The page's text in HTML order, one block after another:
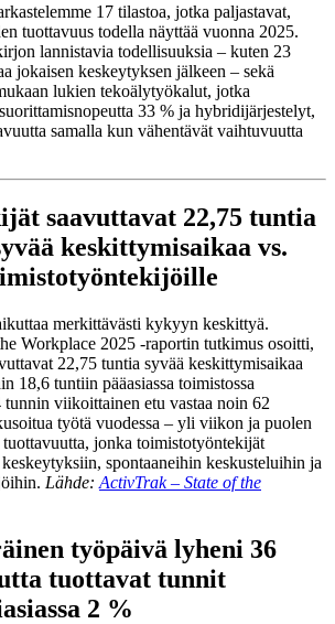
17 tilastoa, jotka paljastavat,
tuottavuus todella näyttää vuonna 2025.
lannistavia todellisuuksia – kuten 23
jokaisen keskeytyksen jälkeen – sekä
lukien tekoälytyökalut, jotka
33 % ja hybridijärjestelyt,
samalla kun vähentävät vaihtuvuutta
saavuttavat 22,75 tuntia
keskittymisaikaa vs.
merkittävästi kykyyn keskittyä.
Workplace 2025 -raportin tutkimus osoitti,
22,75 tuntia syvää keskittymisaikaa
18,6 tuntiin pääasiassa toimistossa
viikoittainen etu vastaa noin 62
työtä vuodessa – yli viikon ja puolen
tuottavuutta, jonka toimistotyöntekijät
spontaaneihin keskusteluihin ja
Lähde: ActivTrak – State of the
työpäivä lyheni 36
tuottavat tunnit
2 %